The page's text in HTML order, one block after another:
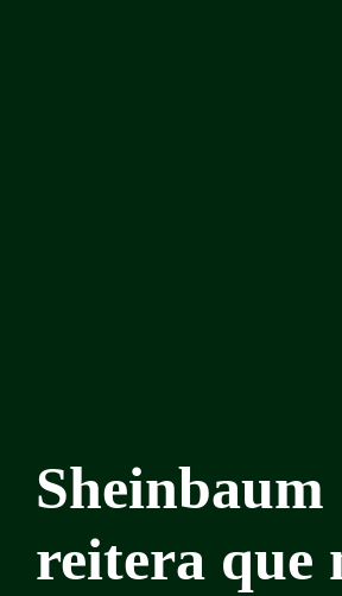
Sheinbaum
reitera que